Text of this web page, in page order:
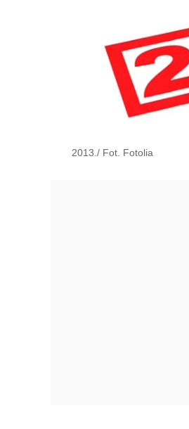
2013./ Fot. Fotolia